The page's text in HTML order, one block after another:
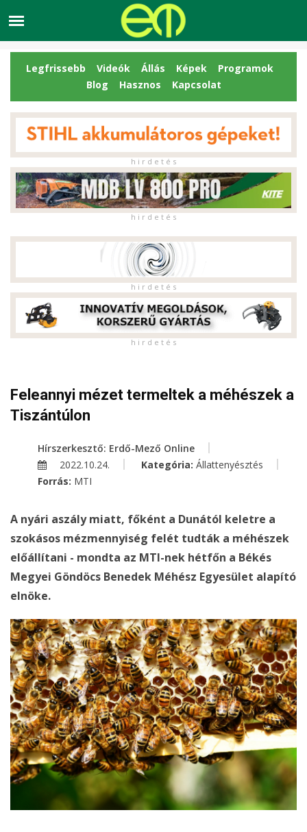
Legfrissebb Videók Állás Képek
Programok
Blog
Hasznos Kapcsolat
h i r d e t é s
h i r d e t é s
h i r d e t é s
h i r d e t é s
Feleannyi mézet termeltek a méhészek a
Tiszántúlon
Hírszerkesztő: Erdő-Mező Online
2022.10.24.
Kategória: Állattenyésztés
Forrás: MTI
A nyári aszály miatt, főként a Dunától keletre a
szokásos mézmennyiség felét tudták a méhészek
előállítani - mondta az MTI-nek hétfőn a Békés
Megyei Göndöcs Benedek Méhész Egyesület alapító
elnöke.